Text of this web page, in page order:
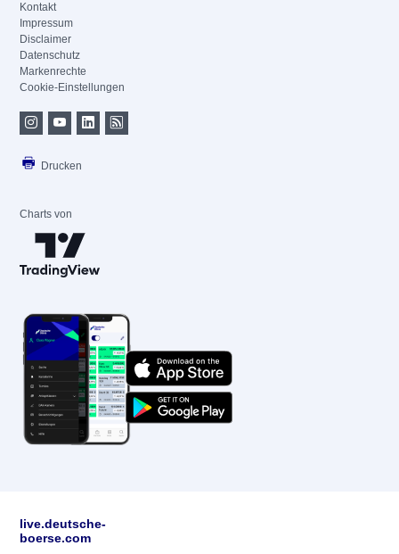
Kontakt
Impressum
Disclaimer
Datenschutz
Markenrechte
Cookie-Einstellungen
Drucken
Charts von
live.deutsche-
boerse.com